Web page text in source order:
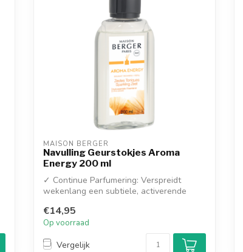
MAISON BERGER
Navulling Geurstokjes Aroma
Energy 200 ml
✓ Continue Parfumering: Verspreidt
wekenlang een subtiele, activerende
€14,95
Op voorraad
Vergelijk